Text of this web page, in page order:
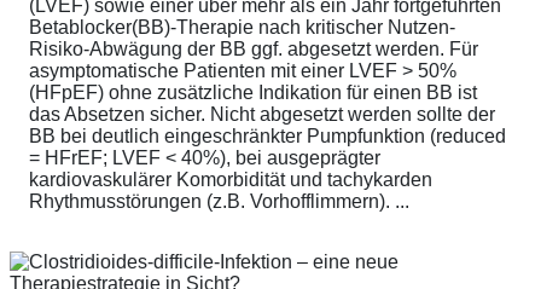
(LVEF) sowie einer über mehr als ein Jahr fortgeführten
Betablocker(BB)-Therapie nach kritischer Nutzen-
Risiko-Abwägung der BB ggf. abgesetzt werden. Für
asymptomatische Patienten mit einer LVEF > 50%
(HFpEF) ohne zusätzliche Indikation für einen BB ist
das Absetzen sicher. Nicht abgesetzt werden sollte der
BB bei deutlich eingeschränkter Pumpfunktion (reduced
= HFrEF; LVEF < 40%), bei ausgeprägter
kardiovaskulärer Komorbidität und tachykarden
Rhythmusstörungen (z.B. Vorhofflimmern). ...